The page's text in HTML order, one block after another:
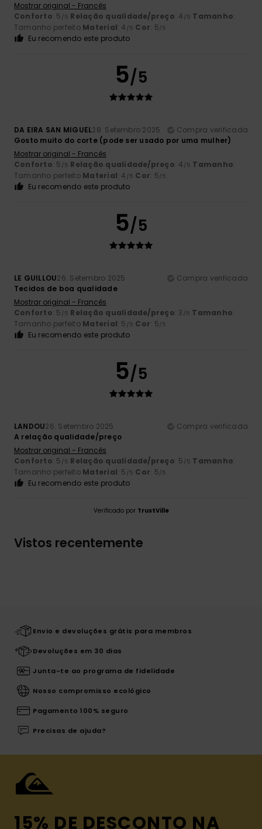
Mostrar original - Francês
Conforto: 5 /5 Relação qualidade/preço: 4 /5 Tamanho:
Tamanho perfeito Material: 4 /5 Cor: 5/5
Eu recomendo este produto
5/5
DA EIRA SAN MIGUEL28. Setembro 2025
Compra verificada
Gosto muito do corte (pode ser usado por uma mulher)
Mostrar original - Francês
Conforto: 5 /5 Relação qualidade/preço: 4 /5 Tamanho:
Tamanho perfeito Material: 4 /5 Cor: 5/5
Eu recomendo este produto
5/5
LE GUILLOU26. Setembro 2025
Compra verificada
Tecidos de boa qualidade
Mostrar original - Francês
Conforto: 5 /5 Relação qualidade/preço: 3 /5 Tamanho:
Tamanho perfeito Material: 5 /5 Cor: 5/5
Eu recomendo este produto
5/5
LANDOU26. Setembro 2025
Compra verificada
A relação qualidade/preço
Mostrar original - Francês
Conforto: 5 /5 Relação qualidade/preço: 5 /5 Tamanho:
Tamanho perfeito Material: 5 /5 Cor: 5/5
Eu recomendo este produto
Verificado por TrustVille
Vistos recentemente
Envio e devoluções grátis para membros
Devoluções em 30 dias
Junta-te ao programa de fidelidade
Nosso compromisso ecológico
Pagamento 100% seguro
Precisas de ajuda?
15% DE DESCONTO NA